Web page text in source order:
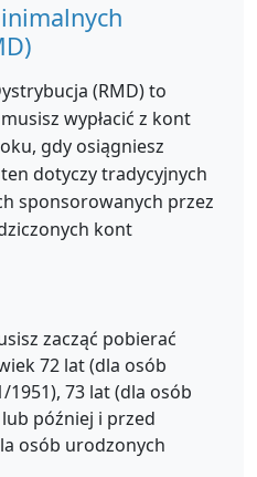
(RMD) to
wypłacić z kont
gdy osiągniesz
dotyczy tradycyjnych
sponsorowanych przez
kont
zacząć pobierać
72 lat (dla osób
73 lat (dla osób
później i przed
osób urodzonych